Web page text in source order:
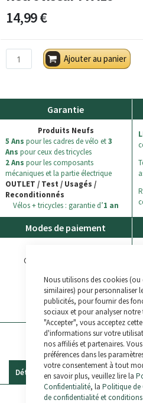
Nous utilisons des cookies
similaires) pour personnaliser
publicités, pour fournir des
sociaux et pour analyser
"Accepter", vous acceptez
d'informations sur votre
nos affiliés et partenaires.
préférences dans les
votre consentement à tout
en savoir plus, veuillez lire la
Confidentialité, la Politique de
de confidentialité et
14,99 €
Ajouter au panier
Garantie
Produits Neufs
5 Ans pour les cadres de vélo et3
Ans pour ceux des tricycles
2 Ans pour les composants
mécaniques et la partie électrique
OUTLET / Test / Usagés /
Reconditionnés
Vélos + tricycles : garantie d’1 an
Modes de paiement
Carte Bancaire
Virement Bancaire
Paypal
Détails Commentaires